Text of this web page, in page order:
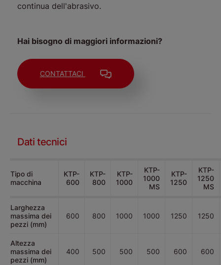
continua dell'abrasivo.
Hai bisogno di maggiori informazioni?
CONTATTACI
Dati tecnici
Tipo di
macchina
KTP-
600
KTP-
800
KTP-
1000
KTP-
1000
MS
KTP-
1250
KTP-
1250
MS
Larghezza
massima dei
pezzi (mm)
600 800 1000 1000 1250 1250
Altezza
massima dei
pezzi (mm)
400 500 500 500 600 600